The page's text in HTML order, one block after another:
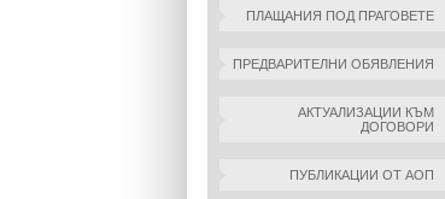
ПЛАЩАНИЯ ПОД ПРАГОВЕТЕ
ПРЕДВАРИТЕЛНИ ОБЯВЛЕНИЯ
АКТУАЛИЗАЦИИ КЪМ
ДОГОВОРИ
ПУБЛИКАЦИИ ОТ АОП